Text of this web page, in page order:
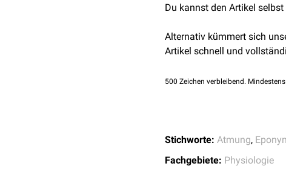
(ca. 22,4 l unter
Methämoglobinvorliegt und
1,34 ml pro g Hämoglobin.
Du kannst den Artikel
Alternativ kümmert sich
Artikel schnell und
500 Zeichen verbleibend.
Stichworte: Atmung,
Fachgebiete: Physiologie